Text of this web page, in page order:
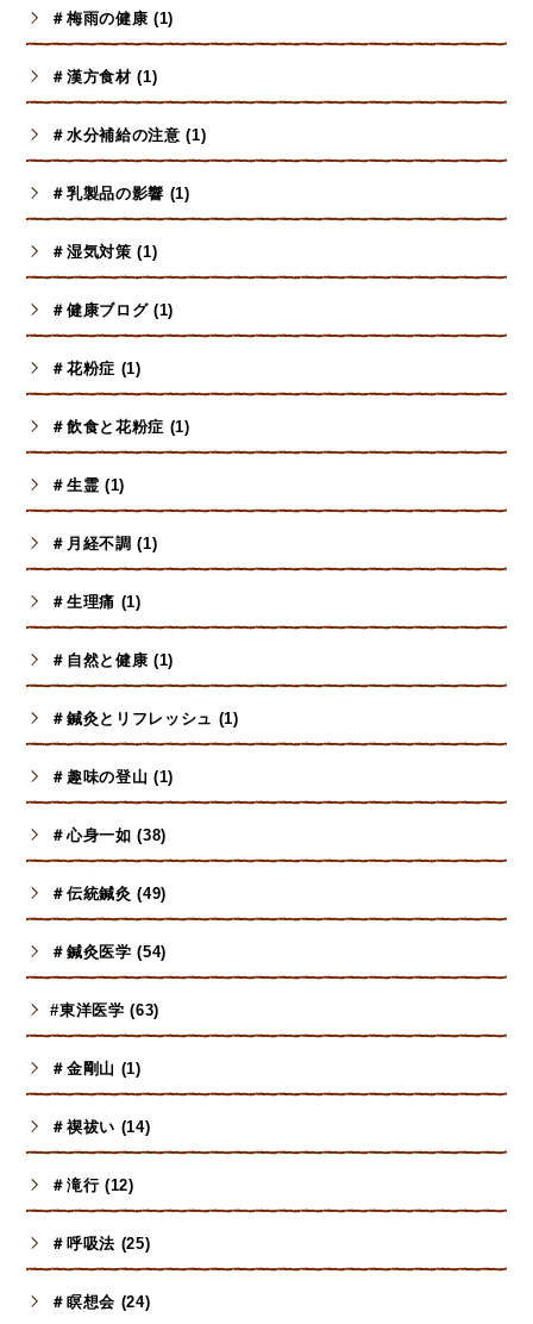
＃梅雨の健康 (1)
＃漢方食材 (1)
＃水分補給の注意 (1)
＃乳製品の影響 (1)
＃湿気対策 (1)
＃健康ブログ (1)
＃花粉症 (1)
＃飲食と花粉症 (1)
＃生霊 (1)
＃月経不調 (1)
＃生理痛 (1)
＃自然と健康 (1)
＃鍼灸とリフレッシュ (1)
＃趣味の登山 (1)
＃心身一如 (38)
＃伝統鍼灸 (49)
＃鍼灸医学 (54)
#東洋医学 (63)
＃金剛山 (1)
＃禊祓い (14)
＃滝行 (12)
＃呼吸法 (25)
＃瞑想会 (24)